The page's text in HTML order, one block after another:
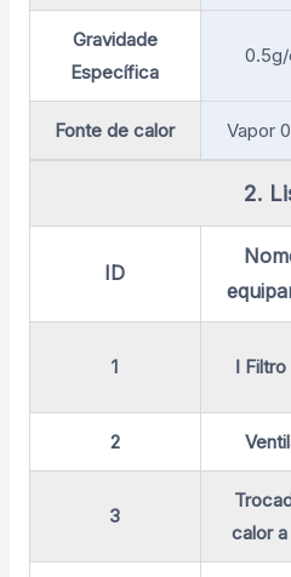
Gravidade
Específica
Fonte de calor Vapor
2.
ID
1 Ⅰ
2
3
calor